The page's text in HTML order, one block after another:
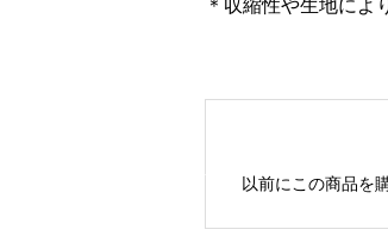
＊収縮性や生地によ
以前にこの商品を